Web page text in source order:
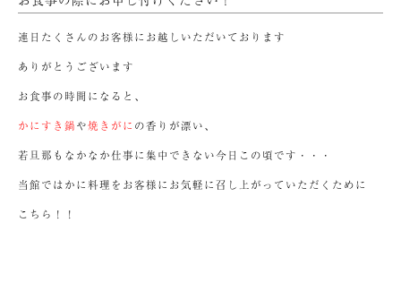
連日たくさんのお客様にお越しいただいております
ありがとうございます
お食事の時間になると、
かにすき鍋や焼きがに の香りが漂い、
若旦那もなかなか仕事に集中できない今日この頃です・・・
当館ではかに料理をお客様にお気軽に召し上がっていただくために
こちら！！